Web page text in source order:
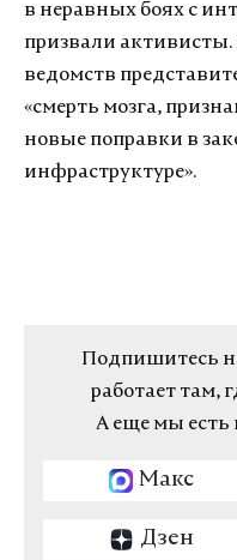
в неравных боях с
призвали
ведомств
«смерть мозга,
новые поправки в
инфраструктуре».
Подпишитесь
работает там,
А еще мы есть
Макс
Дзен